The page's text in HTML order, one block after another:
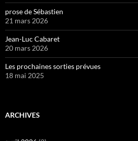
prose de Sébastien
21 mars 2026
Jean-Luc Cabaret
20 mars 2026
Les prochaines sorties prévues
18 mai 2025
ARCHIVES